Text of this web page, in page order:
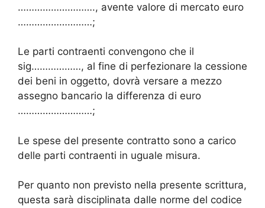
………………………., avente valore di mercato euro
………………………;
Le parti contraenti convengono che il
sig………………, al fine di perfezionare la cessione
dei beni in oggetto, dovrà versare a mezzo
assegno bancario la differenza di euro
………………………;
Le spese del presente contratto sono a carico
delle parti contraenti in uguale misura.
Per quanto non previsto nella presente scrittura,
questa sarà disciplinata dalle norme del codice